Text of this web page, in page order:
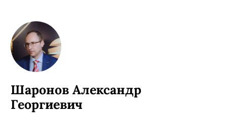
Шаронов Александр
Георгиевич